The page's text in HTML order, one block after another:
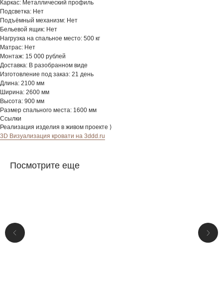
Каркас: Металлический профиль
Подсветка: Нет
Подъёмный механизм: Нет
Бельевой ящик: Нет
Нагрузка на спальное место: 500 кг
Матрас: Нет
Монтаж: 15 000 рублей
Доставка: В разобранном виде
Изготовление под заказ: 21 день
Длина: 2100 мм
Ширина: 2600 мм
Высота: 900 мм
Размер спального места: 1600 мм
Ссылки
Реализация изделия в живом проекте ⟩
3D Визуализация кровати на 3ddd.ru
Посмотрите еще